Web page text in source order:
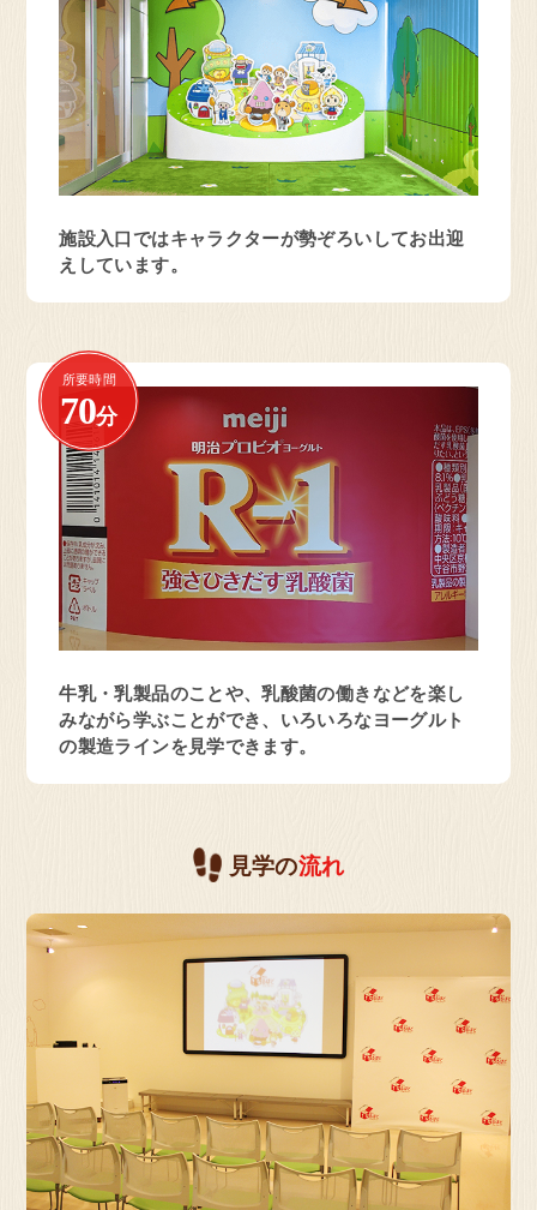
お菓子の工場
明治なるほどファクトリー
東海
見学予約・お問い合わせ
見学予約・お問い合わせ
大阪府 高槻市
お菓子の工場
明治なるほどファクトリー
見学予約・お問い合わせ
乳製品の工場
明治なるほどファクトリー
見学予約・お問い合わせ
オンライン
明治なるほどファクトリー
坂戸
施設入口ではキャラクターが勢ぞろいしてお出迎
えしています。
所要時間
70分
牛乳・乳製品のことや、乳酸菌の働きなどを楽し
みながら学ぶことができ、いろいろなヨーグルト
の製造ラインを見学できます。
見学の流れ